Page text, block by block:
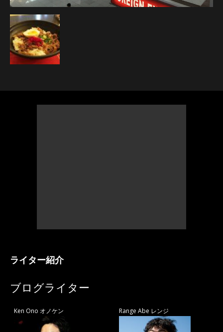
ライター紹介
ブログライター
Ken Ono オノケン Range Abe レンジ